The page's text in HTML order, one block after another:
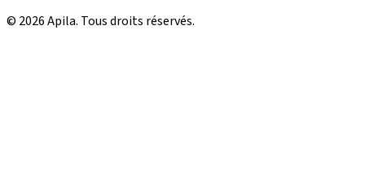
© 2026 Apila. Tous droits réservés.